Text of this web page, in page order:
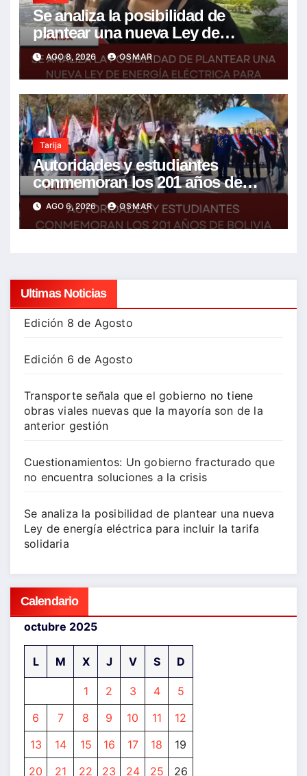
Se analiza la posibilidad de
plantear una nueva Ley de
energía eléctrica para incluir la
tarifa solidaria
AGO 8, 2026 OSMAR
Tarija
Autoridades y estudiantes
conmemoran los 201 años de
Bolivia con la esperanza de un
mejor futuro
AGO 6, 2026 OSMAR
Ultimas Noticias
Edición 8 de Agosto
Edición 6 de Agosto
Transporte señala que el gobierno no tiene
obras viales nuevas que la mayoría son de la
anterior gestión
Cuestionamientos: Un gobierno fracturado que
no encuentra soluciones a la crisis
Se analiza la posibilidad de plantear una nueva
Ley de energía eléctrica para incluir la tarifa
solidaria
Calendario
octubre 2025
L M X J V S D
1 2 3 4
5
6
7 8 9 10 11
12
13
14 15 16 17 18
19
20
21 22 23 24 25
26